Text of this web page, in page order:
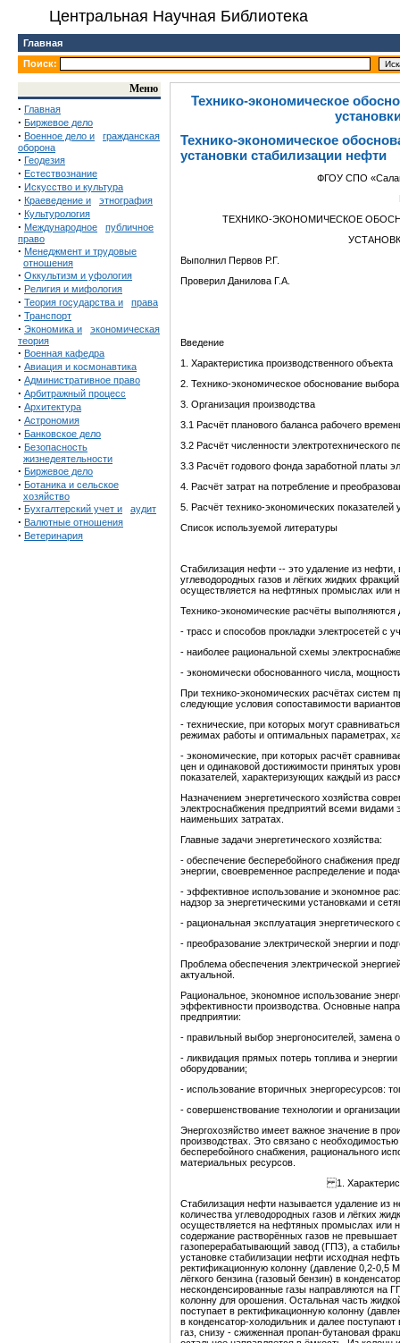
Центральная Научная Библиотека
Главная
Поиск:
Меню
· Главная
· Биржевое дело
· Военное дело и
гражданская
оборона
· Геодезия
· Естествознание
· Искусство и культура
· Краеведение и этнография
· Культурология
· Международное
публичное
право
· Менеджмент и трудовые
отношения
· Оккультизм и уфология
· Религия и мифология
· Теория государства и права
· Транспорт
· Экономика и
экономическая
теория
· Военная кафедра
· Авиация и космонавтика
· Административное право
· Арбитражный процесс
· Архитектура
· Астрономия
· Банковское дело
· Безопасность
жизнедеятельности
· Биржевое дело
· Ботаника и сельское
хозяйство
· Бухгалтерский учет и аудит
· Валютные отношения
· Ветеринария
Технико-экономическое
Технико-экономическое
установки стабилизации нефти
ФГОУ СПО
ТЕХНИКО-ЭКОНОМИЧЕСКОЕ
Выполнил Первов Р.Г.
Проверил Данилова Г.А.
Введение
1. Характеристика производственного объекта
2. Технико-экономическое обоснование
3. Организация производства
3.1 Расчёт планового баланса рабочего
3.2 Расчёт численности электротехнического
3.3 Расчёт годового фонда заработной платы
4. Расчёт затрат на потребление и
5. Расчёт технико-экономических показателей
Список используемой литературы
Стабилизация нефти -- это удаление из
углеводородных газов и лёгких жидких
осуществляется на нефтяных промыслах или
Технико-экономические расчёты выполняются
- трасс и способов прокладки электросетей с
- наиболее рациональной схемы
- экономически обоснованного числа,
При технико-экономических расчётах систем
следующие условия сопоставимости
- технические, при которых могут
режимах работы и оптимальных параметрах,
- экономические, при которых расчёт
цен и одинаковой достижимости принятых
показателей, характеризующих каждый из
Назначением энергетического хозяйства
электроснабжения предприятий всеми видами
наименьших затратах.
Главные задачи энергетического хозяйства:
- обеспечение бесперебойного снабжения
энергии, своевременное распределение и
- эффективное использование и экономное
надзор за энергетическими установками и
- рациональная эксплуатация
- преобразование электрической энергии и
Проблема обеспечения электрической
актуальной.
Рациональное, экономное использование
эффективности производства. Основные
предприятии:
- правильный выбор энергоносителей, замена
- ликвидация прямых потерь топлива и
оборудовании;
- использование вторичных энергоресурсов:
- совершенствование технологии и
Энергохозяйство имеет важное значение в
производствах. Это связано с
бесперебойного снабжения, рационального
материальных ресурсов.
1.
Стабилизация нефти называется удаление из
количества углеводородных газов и лёгких
осуществляется на нефтяных промыслах или
содержание растворённых газов не
газоперерабатывающий завод (ГПЗ), а
установке стабилизации нефти исходная
ректификационную колонну (давление 0,2-0,5
лёгкого бензина (газовый бензин) в
несконденсированные газы направляются на
колонну для орошения. Остальная часть
поступает в ректификационную колонну
в конденсатор-холодильник и далее поступают
газ, снизу - сжиженная пропан-бутановая